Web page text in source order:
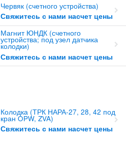
Червяк (счетного устройства)
Свяжитесь с нами насчет цены
Магнит ЮНДК (счетного
устройства; под узел датчика
колодки)
Свяжитесь с нами насчет цены
Колодка (ТРК НАРА-27, 28, 42 под
кран OPW, ZVA)
Свяжитесь с нами насчет цены